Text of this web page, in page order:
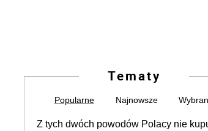
Tematy
Popularne Najnowsze
Z tych dwóch powodów Polacy nie